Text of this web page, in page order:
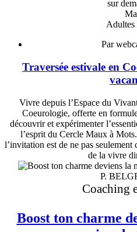
sur
Ma
Adultes
Par
Traversée estivale en
Vivre depuis l’Espace du
Coeurologie, offerte en
découvrir et expérimenter
l’esprit du Cercle Maux à
l’invitation est de ne pas
de la vivre
P.
Coaching
Boost ton charme